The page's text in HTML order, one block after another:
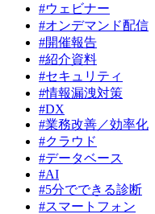
#ウェビナー
#オンデマンド配信
#開催報告
#紹介資料
#セキュリティ
#情報漏洩対策
#DX
#業務改善／効率化
#クラウド
#データベース
#AI
#5分でできる診断
#スマートフォン